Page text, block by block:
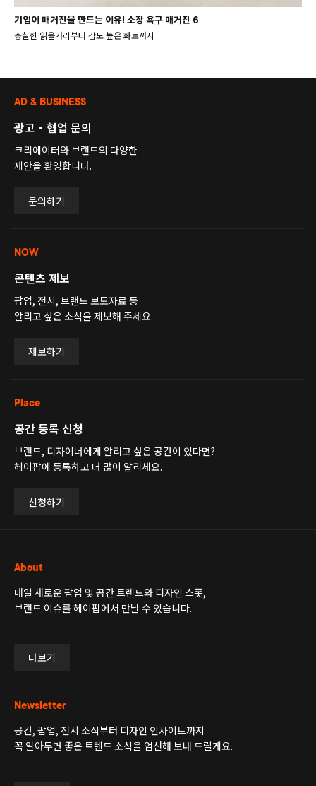
기업이 매거진을 만드는 이유! 소장 욕구 매거진 6
충실한 읽을거리부터 감도 높은 화보까지
AD & BUSINESS
광고・협업 문의
크리에이터와 브랜드의 다양한
제안을 환영합니다.
문의하기
NOW
콘텐츠 제보
팝업, 전시, 브랜드 보도자료 등
알리고 싶은 소식을 제보해 주세요.
제보하기
Place
공간 등록 신청
브랜드, 디자이너에게 알리고 싶은 공간이 있다면?
헤이팝에 등록하고 더 많이 알리세요.
신청하기
About
매일 새로운 팝업 및 공간 트렌드와 디자인 스폿,
브랜드 이슈를 헤이팝에서 만날 수 있습니다.
더보기
Newsletter
공간, 팝업, 전시 소식부터 디자인 인사이트까지
꼭 알아두면 좋은 트렌드 소식을 엄선해 보내 드릴게요.